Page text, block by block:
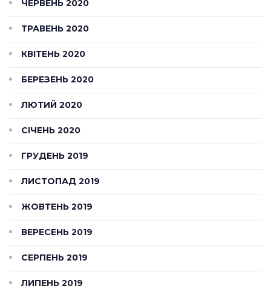
ЧЕРВЕНЬ 2020
ТРАВЕНЬ 2020
КВІТЕНЬ 2020
БЕРЕЗЕНЬ 2020
ЛЮТИЙ 2020
СІЧЕНЬ 2020
ГРУДЕНЬ 2019
ЛИСТОПАД 2019
ЖОВТЕНЬ 2019
ВЕРЕСЕНЬ 2019
СЕРПЕНЬ 2019
ЛИПЕНЬ 2019